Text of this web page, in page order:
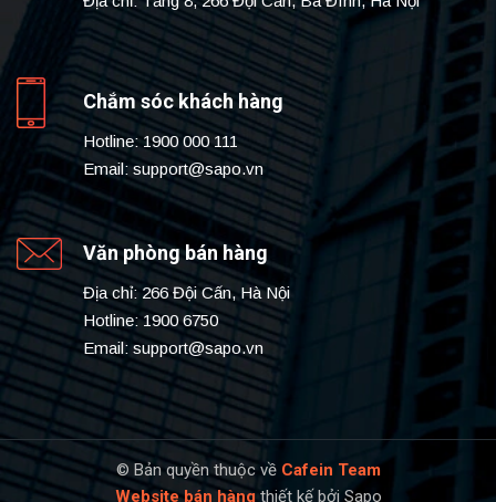
Chắm sóc khách hàng
Hotline: 1900 000 111
Email: support@sapo.vn
Văn phòng bán hàng
Địa chỉ: 266 Đội Cấn, Hà Nội
Hotline:1900 6750
Email: support@sapo.vn
© Bản quyền thuộc về Cafein Team
Website bán hàngthiết kế bởi Sapo